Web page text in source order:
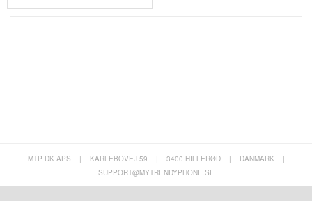
MTP DK APS | KARLEBOVEJ 59 | 3400 HILLERØD | DANMARK
|
SUPPORT@MYTRENDYPHONE.SE